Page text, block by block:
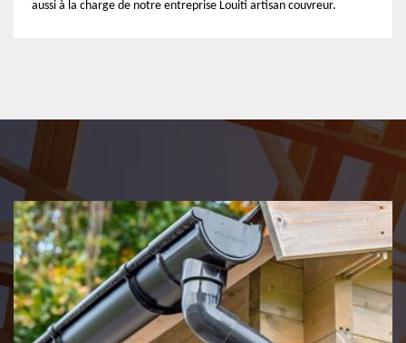
aussi à la charge de notre entreprise Louiti artisan couvreur.